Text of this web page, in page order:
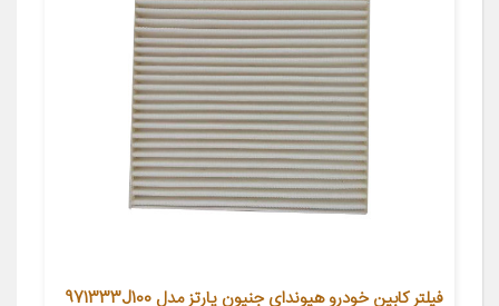
فیلتر کابین خودرو هیوندای جنیون پارتز مدل 971333J100